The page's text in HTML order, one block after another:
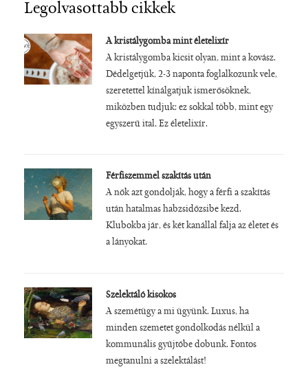
Legolvasottabb cikkek
A kristálygomba mint életelixír
A kristálygomba kicsit olyan, mint a kovász.
Dédelgetjük, 2-3 naponta foglalkozunk vele,
szeretettel kínálgatjuk ismerősöknek,
miközben tudjuk: ez sokkal több, mint egy
egyszerű ital. Ez életelixír.
Férfiszemmel szakítás után
A nők azt gondolják, hogy a férfi a szakítás
után hatalmas habzsidőzsibe kezd.
Klubokba jár, és két kanállal falja az életet és
a lányokat.
Szelektáló kisokos
A szemétügy a mi ügyünk. Luxus, ha
minden szemetet gondolkodás nélkül a
kommunális gyűjtőbe dobunk. Fontos
megtanulni a szelektálást!